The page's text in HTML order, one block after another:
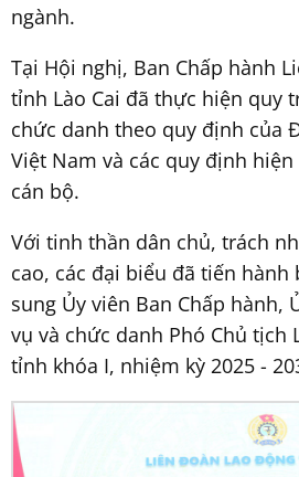
ngành.
Tại Hội nghị, Ban Chấp hành
tỉnh Lào Cai đã thực hiện quy
chức danh theo quy định của
Việt Nam và các quy định
cán bộ.
Với tinh thần dân chủ, trách
cao, các đại biểu đã tiến hành
sung Ủy viên Ban Chấp hành,
vụ và chức danh Phó Chủ tịch
tỉnh khóa I, nhiệm kỳ 2025 -